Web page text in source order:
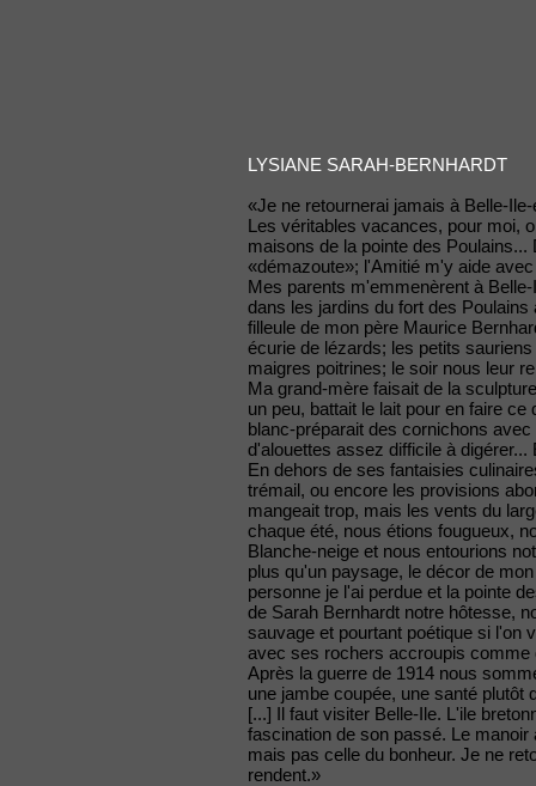
LYSIANE SARAH-BERNHARDT
«Je ne retournerai jamais à Belle-
Les véritables vacances, pour moi,
maisons de la pointe des
«démazoute»; l'Amitié m'y aide avec
Mes parents m'emmenèrent à
dans les jardins du fort des
filleule de mon père Maurice
écurie de lézards; les petits
maigres poitrines; le soir nous leur
Ma grand-mère faisait de la
un peu, battait le lait pour en faire
blanc-préparait des cornichons
d'alouettes assez difficile à digérer...
En dehors de ses fantaisies
trémail, ou encore les provisions
mangeait trop, mais les vents du
chaque été, nous étions fougueux,
Blanche-neige et nous entourions
plus qu'un paysage, le décor de
personne je l'ai perdue et la pointe
de Sarah Bernhardt notre hôtesse,
sauvage et pourtant poétique si l'on
avec ses rochers accroupis comme
Après la guerre de 1914 nous
une jambe coupée, une santé plutôt
[...] Il faut visiter Belle-Ile. L'ile
fascination de son passé. Le
mais pas celle du bonheur. Je ne
rendent.»